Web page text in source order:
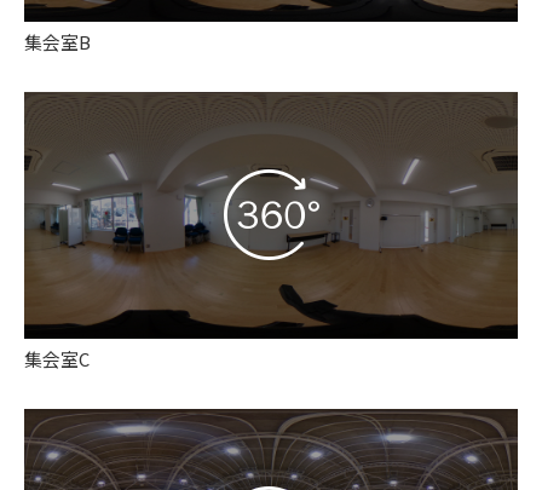
集会室B
集会室C